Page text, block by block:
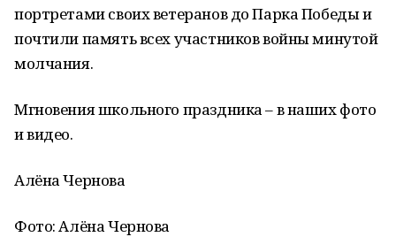
портретами своих ветеранов до Парка Победы и
почтили память всех участников войны минутой
молчания.
Мгновения школьного праздника – в наших фото
и видео.
Алёна Чернова
Фото: Алёна Чернова